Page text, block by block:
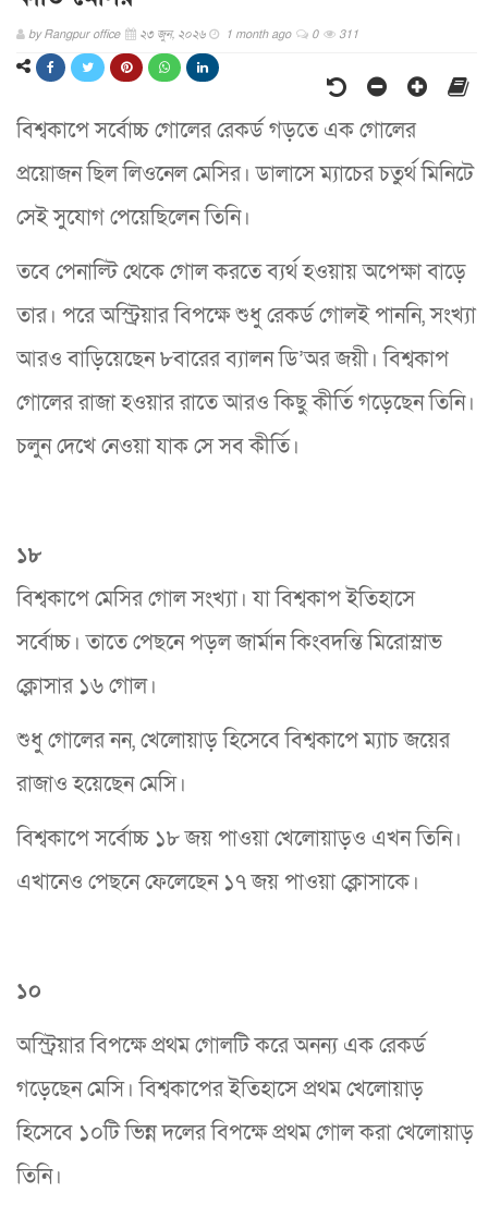
byRangpur office ২৩ জুন, ২০২৬ 1 month ago 0 311
বিশ্বকাপে সর্বোচ্চ গোলের রেকর্ড গড়তে এক গোলের
প্রয়োজন ছিল লিওনেল মেসির। ডালাসে ম্যাচের চতুর্থ মিনিটে
সেই সুযোগ পেয়েছিলেন তিনি।
তবে পেনাল্টি থেকে গোল করতে ব্যর্থ হওয়ায় অপেক্ষা বাড়ে
তার। পরে অস্ট্রিয়ার বিপক্ষে শুধু রেকর্ড গোলই পাননি, সংখ্যা
আরও বাড়িয়েছেন ৮বারের ব্যালন ডি’অর জয়ী। বিশ্বকাপ
গোলের রাজা হওয়ার রাতে আরও কিছু কীর্তি গড়েছেন তিনি।
চলুন দেখে নেওয়া যাক সে সব কীর্তি।
১৮
বিশ্বকাপে মেসির গোল সংখ্যা। যা বিশ্বকাপ ইতিহাসে
সর্বোচ্চ। তাতে পেছনে পড়ল জার্মান কিংবদন্তি মিরোস্লাভ
ক্লোসার ১৬ গোল।
শুধু গোলের নন, খেলোয়াড় হিসেবে বিশ্বকাপে ম্যাচ জয়ের
রাজাও হয়েছেন মেসি।
বিশ্বকাপে সর্বোচ্চ ১৮ জয় পাওয়া খেলোয়াড়ও এখন তিনি।
এখানেও পেছনে ফেলেছেন ১৭ জয় পাওয়া ক্লোসাকে।
১০
অস্ট্রিয়ার বিপক্ষে প্রথম গোলটি করে অনন্য এক রেকর্ড
গড়েছেন মেসি। বিশ্বকাপের ইতিহাসে প্রথম খেলোয়াড়
হিসেবে ১০টি ভিন্ন দলের বিপক্ষে প্রথম গোল করা খেলোয়াড়
তিনি।